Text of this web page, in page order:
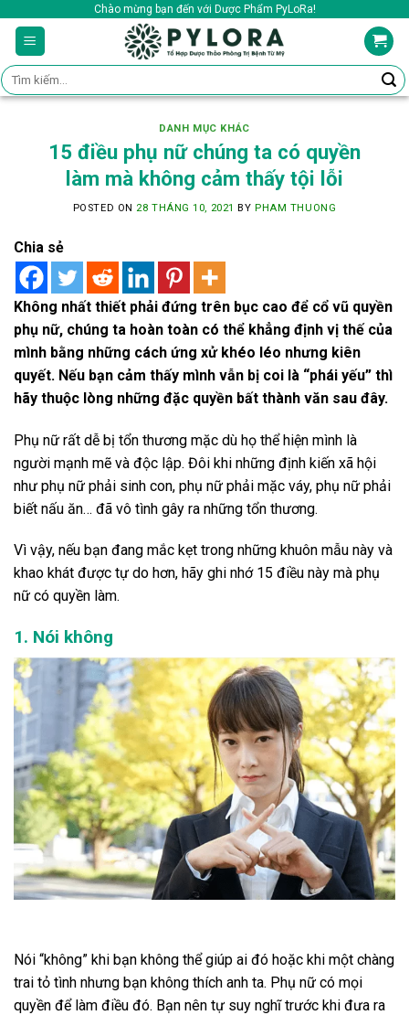
content
Chào mừng bạn đến với Dược Phẩm PyLoRa!
Tìm
kiếm:
DANH MỤC KHÁC
15 điều phụ nữ chúng ta có quyền
làm mà không cảm thấy tội lỗi
POSTED ON 28 THÁNG 10, 2021 BYPHAM THUONG
Chia sẻ
Không nhất thiết phải đứng trên bục cao để cổ vũ quyền
phụ nữ, chúng ta hoàn toàn có thể khẳng định vị thế của
mình bằng những cách ứng xử khéo léo nhưng kiên
quyết. Nếu bạn cảm thấy mình vẫn bị coi là “phái yếu” thì
hãy thuộc lòng những đặc quyền bất thành văn sau đây.
Phụ nữ rất dễ bị tổn thương mặc dù họ thể hiện mình là
người mạnh mẽ và độc lập. Đôi khi những định kiến ​​xã hội
như phụ nữ phải sinh con, phụ nữ phải mặc váy, phụ nữ phải
biết nấu ăn… đã vô tình gây ra những tổn thương.
Vì vậy, nếu bạn đang mắc kẹt trong những khuôn mẫu này và
khao khát được tự do hơn, hãy ghi nhớ 15 điều này mà phụ
nữ có quyền làm.
1. Nói không
Nói “không” khi bạn không thể giúp ai đó hoặc khi một chàng
trai tỏ tình nhưng bạn không thích anh ta. Phụ nữ có mọi
quyền để làm điều đó. Bạn nên tự suy nghĩ trước khi đưa ra